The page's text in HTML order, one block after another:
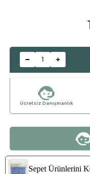
Ücretsiz Danışmanlık
Sepet Ürünlerini